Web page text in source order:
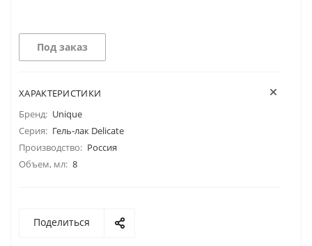
Под заказ
ХАРАКТЕРИСТИКИ
Бренд: Unique
Серия: Гель-лак Delicate
Производство: Россия
Объем, мл: 8
Поделиться